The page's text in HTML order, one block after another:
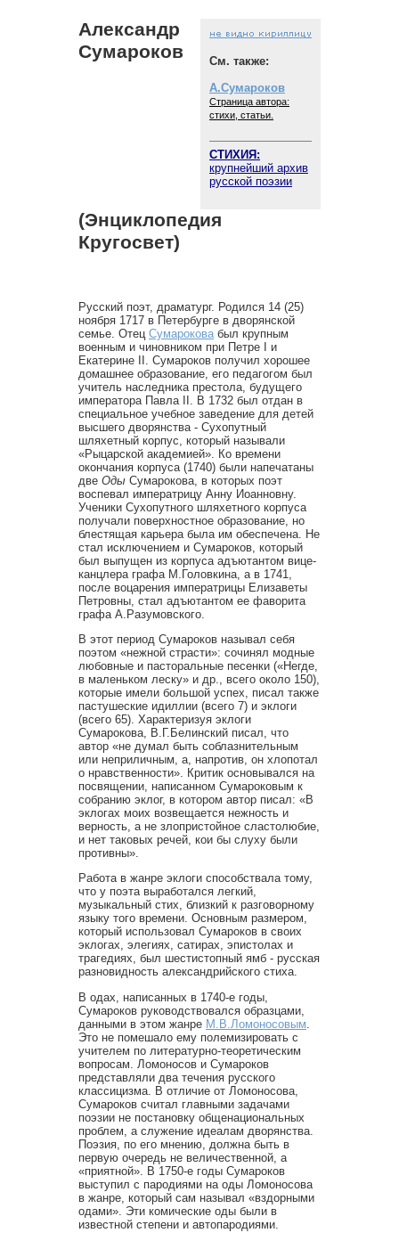
См. также:
А.Сумароков
Страница автора:
стихи, статьи.
СТИХИЯ:
крупнейший архив
русской поэзии
Александр
Сумароков
(Энциклопедия
Кругосвет)
Русский поэт, драматург. Родился 14 (25)
ноября 1717 в Петербурге в дворянской
семье. Отец Сумарокова был крупным
военным и чиновником при Петре I и
Екатерине II. Сумароков получил хорошее
домашнее образование, его педагогом был
учитель наследника престола, будущего
императора Павла II. В 1732 был отдан в
специальное учебное заведение для детей
высшего дворянства - Сухопутный
шляхетный корпус, который называли
«Рыцарской академией». Ко времени
окончания корпуса (1740) были напечатаны
две Оды Сумарокова, в которых поэт
воспевал императрицу Анну Иоанновну.
Ученики Сухопутного шляхетного корпуса
получали поверхностное образование, но
блестящая карьера была им обеспечена. Не
стал исключением и Сумароков, который
был выпущен из корпуса адъютантом вице-
канцлера графа М.Головкина, а в 1741,
после воцарения императрицы Елизаветы
Петровны, стал адъютантом ее фаворита
графа А.Разумовского.
В этот период Сумароков называл себя
поэтом «нежной страсти»: сочинял модные
любовные и пасторальные песенки («Негде,
в маленьком леску» и др., всего около 150),
которые имели большой успех, писал также
пастушеские идиллии (всего 7) и эклоги
(всего 65). Характеризуя эклоги
Сумарокова, В.Г.Белинский писал, что
автор «не думал быть соблазнительным
или неприличным, а, напротив, он хлопотал
о нравственности». Критик основывался на
посвящении, написанном Сумароковым к
собранию эклог, в котором автор писал: «В
эклогах моих возвещается нежность и
верность, а не злопристойное сластолюбие,
и нет таковых речей, кои бы слуху были
противны».
Работа в жанре эклоги способствала тому,
что у поэта выработался легкий,
музыкальный стих, близкий к разговорному
языку того времени. Основным размером,
который использовал Сумароков в своих
эклогах, элегиях, сатирах, эпистолах и
трагедиях, был шестистопный ямб - русская
разновидность александрийского стиха.
В одах, написанных в 1740-е годы,
Сумароков руководствовался образцами,
данными в этом жанре М.В.Ломоносовым
Это не помешало ему полемизировать с
учителем по литературно-теоретическим
вопросам. Ломоносов и Сумароков
представляли два течения русского
классицизма. В отличие от Ломоносова,
Сумароков считал главными задачами
поэзии не постановку общенациональных
проблем, а служение идеалам дворянства.
Поэзия, по его мнению, должна быть в
первую очередь не величественной, а
«приятной». В 1750-е годы Сумароков
выступил с пародиями на оды Ломоносова
в жанре, который сам называл «вздорными
одами». Эти комические оды были в
известной степени и автопародиями.